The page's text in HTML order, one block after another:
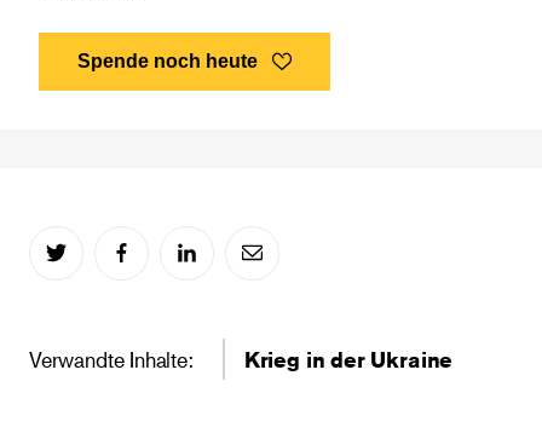
Spende noch heute
Verwandte Inhalte: Krieg in der Ukraine